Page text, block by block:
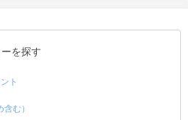
を探す
ト
む）